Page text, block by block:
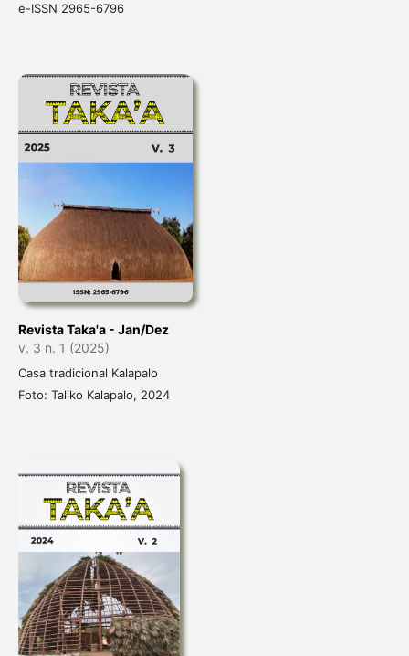
e-ISSN 2965-6796
Revista Taka'a - Jan/Dez
v. 3 n. 1 (2025)
Casa tradicional Kalapalo
Foto: Taliko Kalapalo, 2024